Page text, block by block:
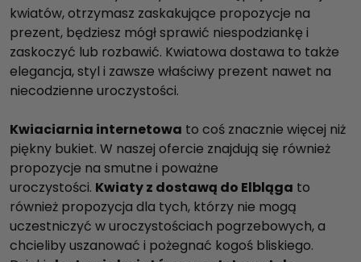
kwiatów, otrzymasz zaskakujące propozycje na
prezent, będziesz mógł sprawić niespodziankę i
zaskoczyć lub rozbawić. Kwiatowa dostawa to także
elegancja, styl i zawsze właściwy prezent nawet na
niecodzienne uroczystości.
Kwiaciarnia internetowa to coś znacznie więcej niż
piękny bukiet. W naszej ofercie znajdują się również
propozycje na smutne i poważne
uroczystości. Kwiaty z dostawą do Elbląga to
również propozycja dla tych, którzy nie mogą
uczestniczyć w uroczystościach pogrzebowych, a
chcieliby uszanować i pożegnać kogoś bliskiego.